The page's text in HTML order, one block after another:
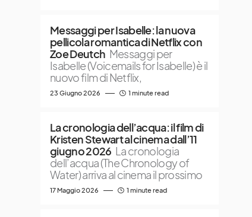
Messaggi per Isabelle: la nuova
pellicola romantica di Netflix con
Zoe Deutch Messaggi per
Isabelle (Voicemails for Isabelle) è il
nuovo film di Netflix,
23 Giugno 2026 1 minute read
La cronologia dell’acqua: il film di
Kristen Stewart al cinema dall’11
giugno 2026 La cronologia
dell’acqua (The Chronology of
Water) arriva al cinema il prossimo
17 Maggio 2026 1 minute read